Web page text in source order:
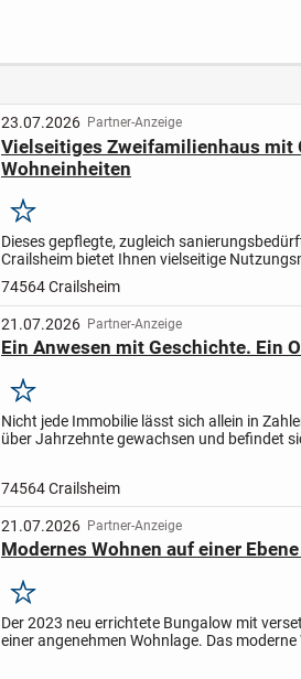
Bad, bezugsfrei ***
23.07.2026 Partner-Anzeige
Vielseitiges Zweifamilienhaus mit
Wohneinheiten
Merken
Dieses gepflegte, zugleich
Crailsheim bietet Ihnen vielseitige
m² großen Grundstück. Das im Jahr 1952
74564 Crailsheim
21.07.2026 Partner-Anzeige
Ein Anwesen mit Geschichte. Ein
Merken
Nicht jede Immobilie lässt sich allein in
über Jahrzehnte gewachsen und befindet
74564 Crailsheim
21.07.2026 Partner-Anzeige
Modernes Wohnen auf einer
Merken
Der 2023 neu errichtete Bungalow mit
einer angenehmen Wohnlage. Das